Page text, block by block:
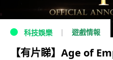
科技娛樂 遊戲情報
【有片睇】Age of